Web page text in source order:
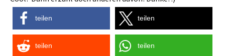
teilen teilen
teilen teilen